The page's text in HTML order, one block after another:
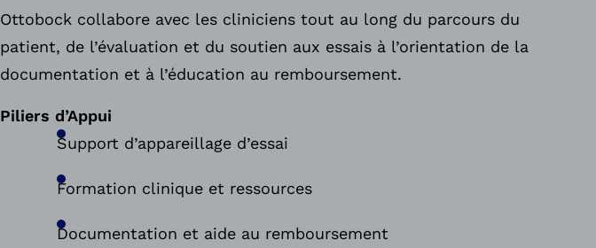
Ottobock collabore avec les cliniciens tout au long du parcours du
patient, de l’évaluation et du soutien aux essais à l’orientation de la
documentation et à l’éducation au remboursement.
Piliers d’Appui
Support d’appareillage d’essai
Formation clinique et ressources
Documentation et aide au remboursement